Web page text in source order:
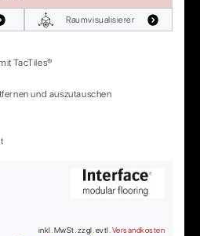
Raumvisualisierer
TacTiles®
und auszutauschen
inkl. MwSt. zzgl. evtl. Versandkosten